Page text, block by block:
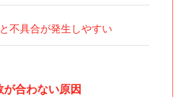
不具合が発生しやすい
合わない原因